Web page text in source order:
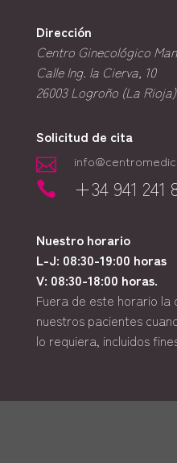
Dirección
Centro Ginecológico
Calle Ing. la Cierva, 10
26003Logroño (La Rioja)
Solicitud de cita

 +34 941 241
Nuestro horario
L-J: 08:30-19:00 horas
V: 08:30-18:00 horas.
Fuera de este horario
nuestros pacientes
lo requiera, incluidos